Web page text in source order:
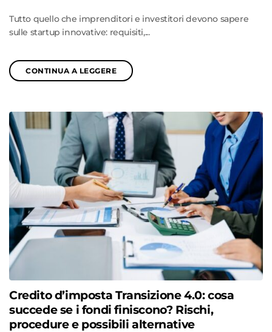
Tutto quello che imprenditori e investitori devono sapere
sulle startup innovative: requisiti,...
CONTINUA A LEGGERE
Credito d’imposta Transizione 4.0: cosa
succede se i fondi finiscono? Rischi,
procedure e possibili alternative